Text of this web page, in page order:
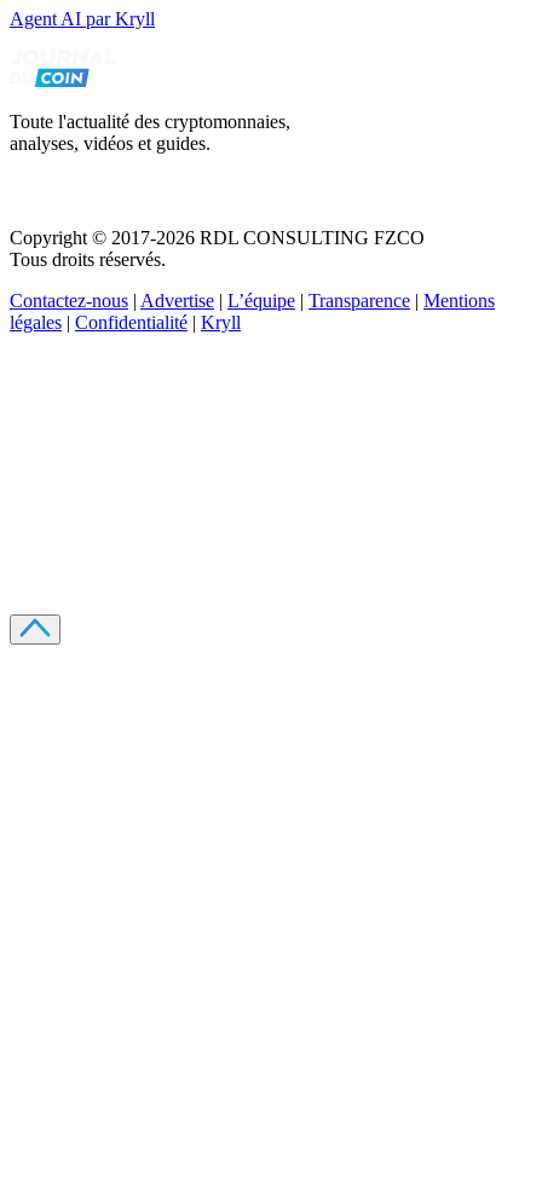
Agent AI par Kryll
Toute l'actualité des cryptomonnaies,
analyses, vidéos et guides.
Copyright © 2017-2026 RDL CONSULTING FZCO
Tous droits réservés.
Contactez-nous | Advertise | L’équipe | Transparence | Mentions
légales | Confidentialité | Kryll